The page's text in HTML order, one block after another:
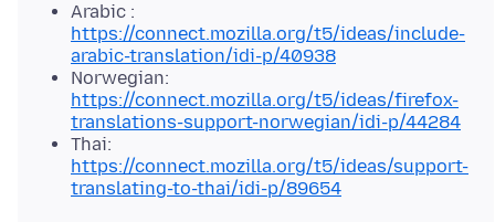
Arabic :
https://connect.mozilla.org/t5/ideas/include-
arabic-translation/idi-p/40938
Norwegian:
https://connect.mozilla.org/t5/ideas/firefox-
translations-support-norwegian/idi-p/44284
Thai:
https://connect.mozilla.org/t5/ideas/support-
translating-to-thai/idi-p/89654